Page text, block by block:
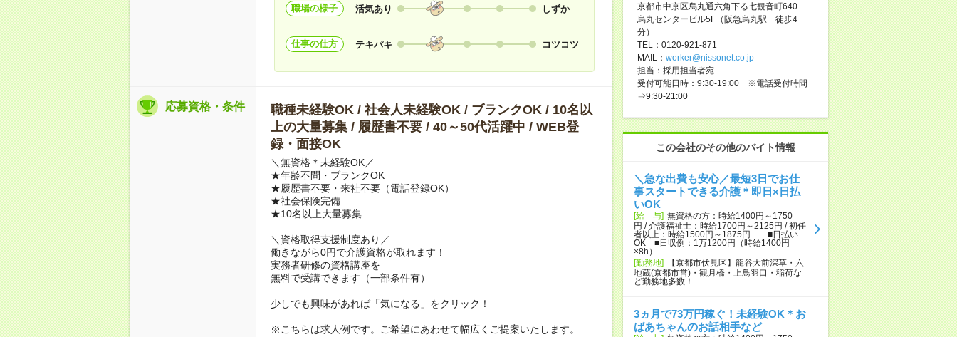
職場の様子 活気あり しずか
仕事の仕方 テキパキ コツコツ
応募資格・条件
職種未経験OK / 社会人未経験OK / ブランクOK / 10名以
上の大量募集 / 履歴書不要 / 40～50代活躍中 / WEB登
録・面接OK
＼無資格＊未経験OK／
★年齢不問・ブランクOK
★履歴書不要・来社不要（電話登録OK）
★社会保険完備
★10名以上大量募集
＼資格取得支援制度あり／
働きながら0円で介護資格が取れます！
実務者研修の資格講座を
無料で受講できます（一部条件有）
少しでも興味があれば「気になる」をクリック！
※こちらは求人例です。ご希望にあわせて幅広くご提案いたします。
京都市中京区烏丸通六角下る七観音町640
烏丸センタービル5F（阪急烏丸駅 徒歩4
分）
TEL：0120-921-871
MAIL： worker@nissonet.co.jp
担当：採用担当者宛
受付可能日時：9:30-19:00 ※電話受付時間
⇒9:30-21:00
この会社のその他のバイト情報
＼急な出費も安心／最短3日でお仕
事スタートできる介護＊即日×日払
いOK
[給 与] 無資格の方：時給1400円～1750
円 / 介護福祉士：時給1700円～2125円 / 初任
者以上：時給1500円～1875円 ■日払い
OK ■日収例：1万1200円（時給1400円
×8h）
[勤務地]
【京都市伏見区】龍谷大前深草・六
地蔵(京都市営)・観月橋・上鳥羽口・稲荷な
ど勤務地多数！
3ヵ月で73万円稼ぐ！未経験OK＊お
ばあちゃんのお話相手など